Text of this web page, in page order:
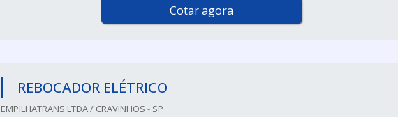
Cotar agora
REBOCADOR ELÉTRICO
EMPILHATRANS LTDA / CRAVINHOS - SP